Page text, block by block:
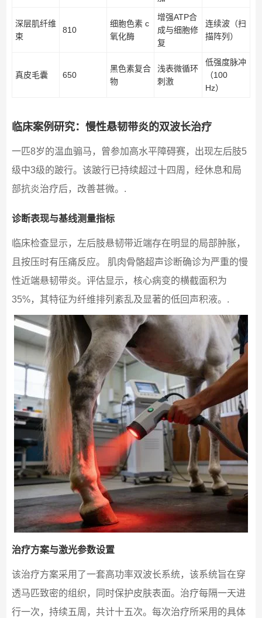
深层肌纤维
束
810
细胞色素 c
氧化酶
增强ATP合
成与细胞修
复
连续波（扫
描阵列）
真皮毛囊 650
黑色素复合
物
浅表微循环
刺激
低强度脉冲
（100
Hz）
临床案例研究：慢性悬韧带炎的双波长治疗
一匹8岁的温血骟马，曾参加高水平障碍赛，出现左后肢5
级中3级的跛行。该跛行已持续超过十四周，经休息和局
部抗炎治疗后，改善甚微。.
诊断表现与基线测量指标
临床检查显示，左后肢悬韧带近端存在明显的局部肿胀，
且按压时有压痛反应。 肌肉骨骼超声诊断确诊为严重的慢
性近端悬韧带炎。评估显示，核心病变的横截面积为
35%，其特征为纤维排列紊乱及显著的低回声积液。.
治疗方案与激光参数设置
该治疗方案采用了一套高功率双波长系统，该系统旨在穿
透马匹致密的组织，同时保护皮肤表面。治疗每隔一天进
行一次，持续五周，共计十五次。每次治疗所采用的具体